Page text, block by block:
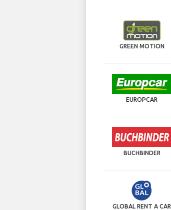
GREEN MOTION
EUROPCAR
BUCHBINDER
GLOBAL RENT A CAR